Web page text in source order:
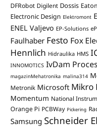
DFRobot Digilent Dossis Eaton
Electronic Design Elektromont
ENEL Valjevo EP-Solutions
Faulhaber Festo Fox
Hennlich Hidraulika HMS
INNOMOTICS IvDam
magazinMehatronika malina314
Metronik Microsoft Mikro
Momentum National
Orange Pi PCBWay Pickering
Samsung Schneider